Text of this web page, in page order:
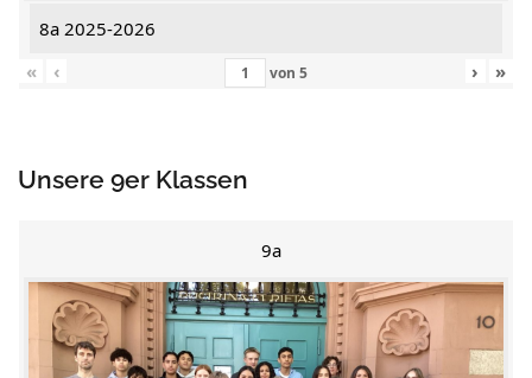
8a 2025-2026
«
‹ von 5 › »
Unsere 9er Klassen
9a